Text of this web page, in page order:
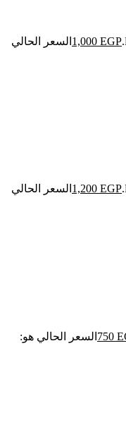
1,000 EGP
السعر الحالي
1,200 EGP
السعر الحالي
750 السعر الحالي هو: